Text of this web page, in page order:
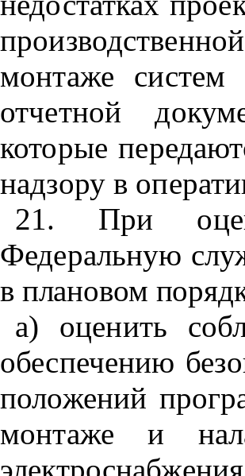
монтаже систем
отчетной
которые
надзору в
21. При
Федеральную
в плановом
а) оценить
обеспечению
положений
монтаже и